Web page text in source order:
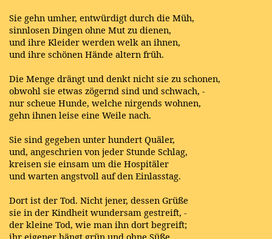
Sie gehn umher, entwürdigt durch die Müh,
sinnlosen Dingen ohne Mut zu dienen,
und ihre Kleider werden welk an ihnen,
und ihre schönen Hände altern früh.
Die Menge drängt und denkt nicht sie zu schonen,
obwohl sie etwas zögernd sind und schwach, -
nur scheue Hunde, welche nirgends wohnen,
gehn ihnen leise eine Weile nach.
Sie sind gegeben unter hundert Quäler,
und, angeschrien von jeder Stunde Schlag,
kreisen sie einsam um die Hospitäler
und warten angstvoll auf den Einlasstag.
Dort ist der Tod. Nicht jener, dessen Grüße
sie in der Kindheit wundersam gestreift, -
der kleine Tod, wie man ihn dort begreift;
ihr eigener hängt grün und ohne Süße